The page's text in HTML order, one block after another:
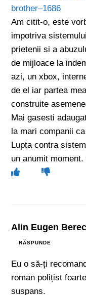
brother–1686
Am citit-o, este
impotriva
prietenii si a
de mijloace la
azi, un xbox,
de el iar partea
construite
Mai gasesti
la mari companii
Lupta contra
un anumit
Alin Eugen
RĂSPUNDE
Eu o să-ți
roman polițist
suspans.